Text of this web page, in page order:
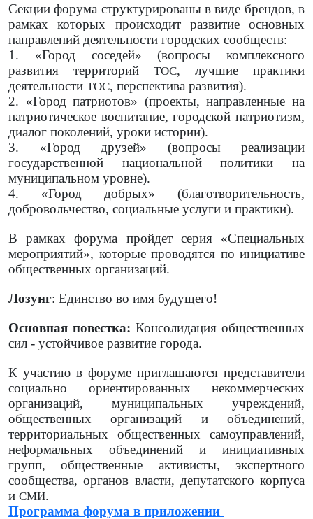
Секции форума структурированы в виде брендов, в
рамках которых происходит развитие основных
направлений деятельности городских сообществ:
1. «Город соседей» (вопросы комплексного
развития территорий ТОС, лучшие практики
деятельности ТОС, перспектива развития).
2. «Город патриотов» (проекты, направленные на
патриотическое воспитание, городской патриотизм,
диалог поколений, уроки истории).
3. «Город друзей» (вопросы реализации
государственной национальной политики на
муниципальном уровне).
4. «Город добрых» (благотворительность,
добровольчество, социальные услуги и практики).
В рамках форума пройдет серия «Специальных
мероприятий», которые проводятся по инициативе
общественных организаций.
Лозунг: Единство во имя будущего!
Основная повестка: Консолидация общественных
сил - устойчивое развитие города.
К участию в форуме приглашаются представители
социально ориентированных некоммерческих
организаций, муниципальных учреждений,
общественных организаций и объединений,
территориальных общественных самоуправлений,
неформальных объединений и инициативных
групп, общественные активисты, экспертного
сообщества, органов власти, депутатского корпуса
и СМИ.
Программа форума в приложении